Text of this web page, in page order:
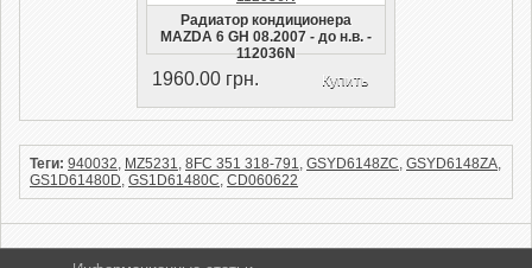
Радиатор кондиционера
MAZDA 6 GH 08.2007 - до н.в. -
112036N
1960.00 грн. Купить
Теги: 940032, MZ5231, 8FC 351 318-791, GSYD6148ZC, GSYD6148ZA,
GS1D61480D, GS1D61480C, CD060622